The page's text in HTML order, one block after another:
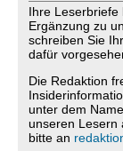
Ihre Leserbriefe
Ergänzung zu
schreiben Sie
dafür
Die Redaktion
unter dem
unseren Lesern
bitte an